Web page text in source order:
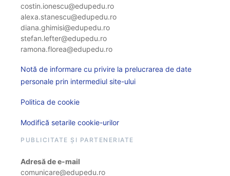
costin.ionescu@edupedu.ro
alexa.stanescu@edupedu.ro
diana.ghimisi@edupedu.ro
stefan.lefter@edupedu.ro
ramona.florea@edupedu.ro
Notă de informare cu privire la prelucrarea de date
personale prin intermediul site-ului
Politica de cookie
Modifică setarile cookie-urilor
PUBLICITATE ȘI PARTENERIATE
Adresă de e-mail
comunicare@edupedu.ro